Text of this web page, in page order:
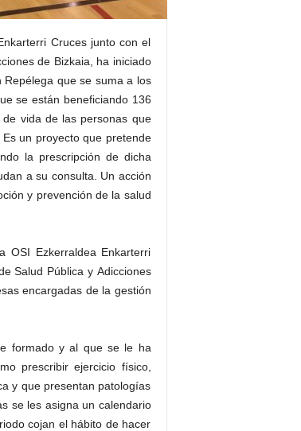
Cruces junto con el
de Bizkaia, ha iniciado
que se suma a los
se están beneficiando 136
vida de las personas que
un proyecto que pretende
la prescripción de dicha
a su consulta. Un acción
y prevención de la salud
OSI Ezkerraldea Enkarterri
Salud Pública y Adicciones
encargadas de la gestión
formado y al que se le ha
prescribir ejercicio físico,
y que presentan patologías
se les asigna un calendario
cojan el hábito de hacer